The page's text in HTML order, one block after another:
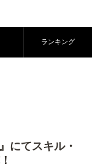
ランキング
にてスキル・